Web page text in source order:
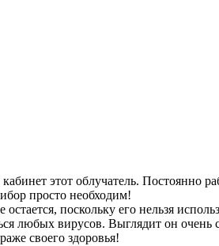
этот облучатель. Постоянно
просто необходим!
поскольку его нельзя
любых вирусов. Выглядит он очень
своего здоровья!